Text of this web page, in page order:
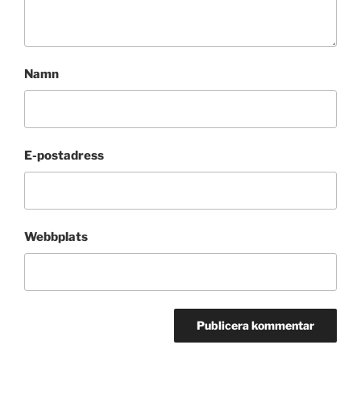
Namn
E-postadress
Webbplats